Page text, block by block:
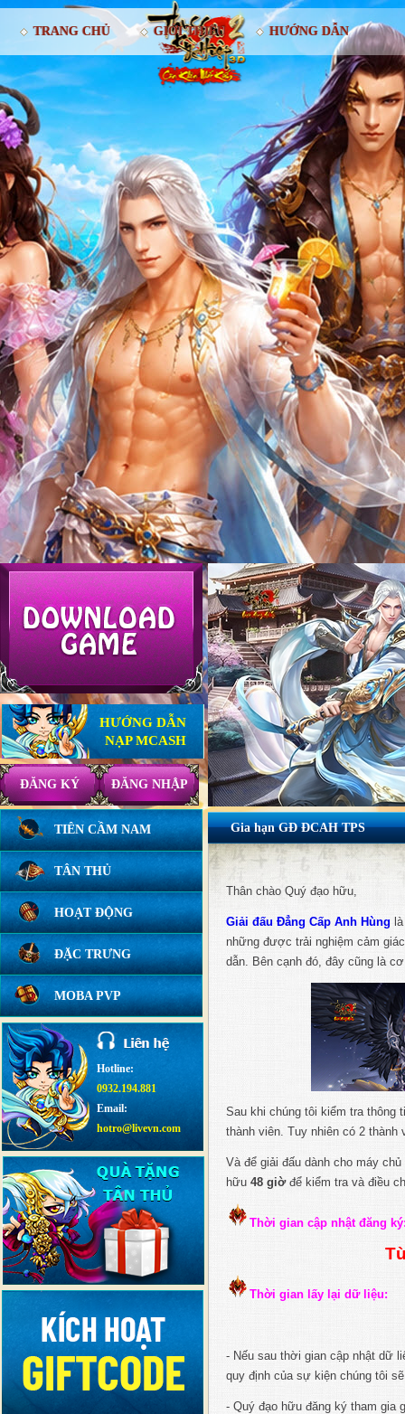
TRANG CHỦ GIỚI THIỆU HƯỚNG DẪN
HƯỚNG DẪN
NẠP MCASH
ĐĂNG KÝ ĐĂNG NHẬP
TIÊN CẦM NAM
TÂN THỦ
HOẠT ĐỘNG
ĐẶC TRƯNG
MOBA PVP
Hotline:
0932.194.881
Email:
hotro@livevn.com
Gia hạn GĐ ĐCAH TPS
Thân chào Quý đạo hữu,
Giải đấu Đẳng Cấp Anh Hùng
những được trải nghiệm cảm
dẫn. Bên cạnh đó, đây cũng là
Sau khi chúng tôi kiểm tra thông
thành viên. Tuy nhiên có 2 thành
Và để giải đấu dành cho máy
hữu 48 giờđể kiểm tra và điều
Thời gian cập nhật đăng
Thời gian lấy lại dữ liệu:
- Nếu sau thời gian cập nhật dữ
quy định của sự kiện chúng tôi
- Quý đạo hữu đăng ký tham gia